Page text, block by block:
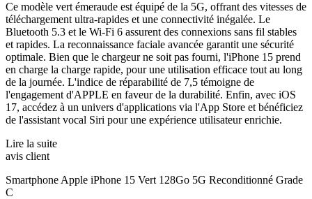
Ce modèle vert émeraude est équipé de la 5G, offrant des vitesses de
téléchargement ultra-rapides et une connectivité inégalée. Le
Bluetooth 5.3 et le Wi-Fi 6 assurent des connexions sans fil stables
et rapides. La reconnaissance faciale avancée garantit une sécurité
optimale. Bien que le chargeur ne soit pas fourni, l'iPhone 15 prend
en charge la charge rapide, pour une utilisation efficace tout au long
de la journée. L'indice de réparabilité de 7,5 témoigne de
l'engagement d'APPLE en faveur de la durabilité. Enfin, avec iOS
17, accédez à un univers d'applications via l'App Store et bénéficiez
de l'assistant vocal Siri pour une expérience utilisateur enrichie.
Lire la suite
avis client
Smartphone Apple iPhone 15 Vert 128Go 5G Reconditionné Grade
C